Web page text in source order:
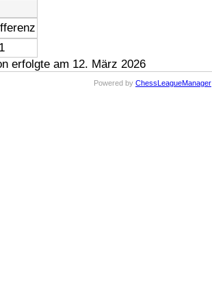
erfolgte am 12. März 2026
Powered by ChessLeagueManager